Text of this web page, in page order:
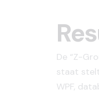
De “Z-
staat
WPF,